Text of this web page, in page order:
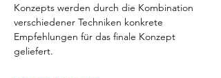
Konzepts werden durch die Kombination
verschiedener Techniken konkrete
Empfehlungen für das finale Konzept
geliefert.